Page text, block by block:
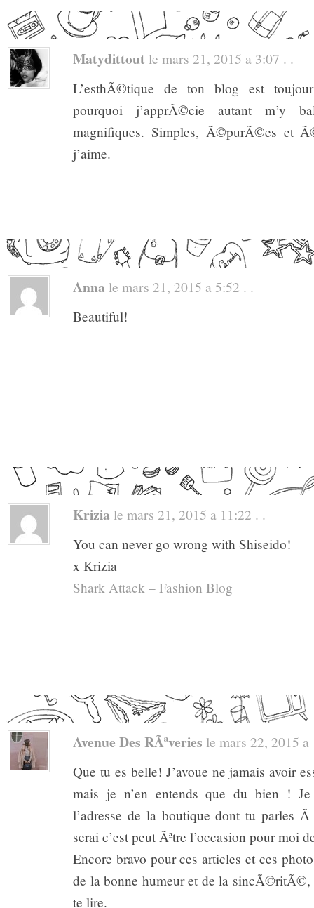
Matydittout le mars 21, 2015 a 3:07 . .
L’esthÃ©tique de ton blog est
pourquoi j’apprÃ©cie autant m’y
magnifiques. Simples, Ã©purÃ©es et
j’aime.
Anna le mars 21, 2015 a 5:52 . .
Beautiful!
Krizia le mars 21, 2015 a 11:22 . .
You can never go wrong with Shiseido!
x Krizia
Shark Attack – Fashion Blog
Avenue Des RÃªveries le mars 22, 2015 a
Que tu es belle! J’avoue ne jamais avoir
mais je n’en entends que du bien ! Je
l’adresse de la boutique dont tu parles
serai c’est peut Ãªtre l’occasion pour moi
Encore bravo pour ces articles et ces
de la bonne humeur et de la sincÃ©ritÃ©,
te lire.